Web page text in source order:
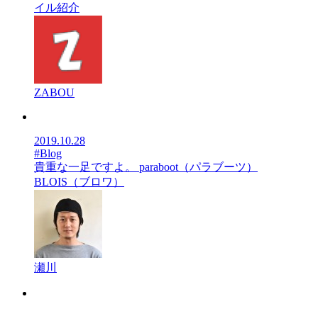
イル紹介
ZABOU
2019.10.28
#Blog
貴重な一足ですよ。 paraboot（パラブーツ）
BLOIS（ブロワ）
瀬川